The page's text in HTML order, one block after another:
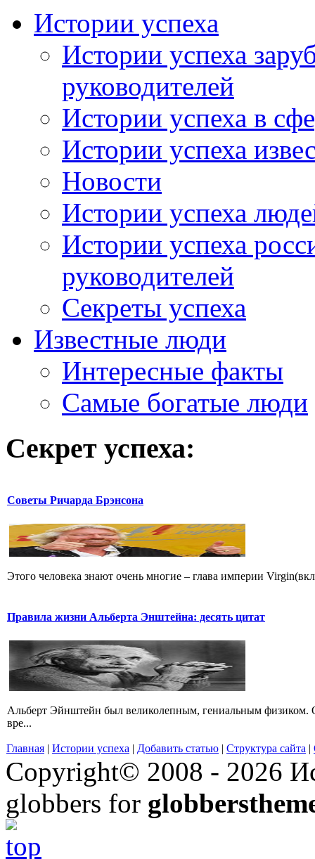
Истории успеха
Истории успеха
руководителей
Истории успеха в
Истории успеха
Новости
Истории успеха
Истории успеха
руководителей
Секреты успеха
Известные люди
Интересные факты
Самые богатые люди
Секрет успеха:
Советы Ричарда Брэнсона
Этого человека знают очень многие – глава империи
Правила жизни Альберта Энштейна: десять цитат
Альберт Эйнштейн был великолепным, гениальным физиком.
вре...
Главная | Истории успеха | Добавить статью | Структура сайта |
Copyright© 2008 - 2026
globbers for